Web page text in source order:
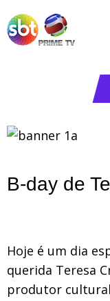
B-day de
Hoje é um dia
querida Teresa
produtor